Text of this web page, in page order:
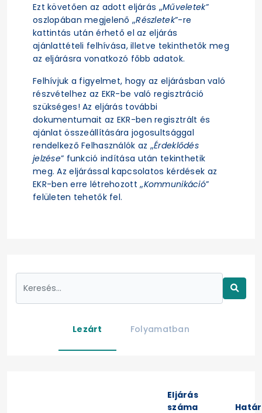
Ezt követően az adott eljárás „Műveletek”
oszlopában megjelenő „Részletek”-re
kattintás után érhető el az eljárás
ajánlattételi felhívása, illetve tekinthetők meg
az eljárásra vonatkozó főbb adatok.
Felhívjuk a figyelmet, hogy az eljárásban való
részvételhez az EKR-be való regisztráció
szükséges! Az eljárás további
dokumentumait az EKR-ben regisztrált és
ajánlat összeállítására jogosultsággal
rendelkező Felhasználók az „Érdeklődés
jelzése” funkció indítása után tekinthetik
meg. Az eljárással kapcsolatos kérdések az
EKR-ben erre létrehozott „Kommunikáció”
felületen tehetők fel.
Lezárt Folyamatban
Eljárás
száma